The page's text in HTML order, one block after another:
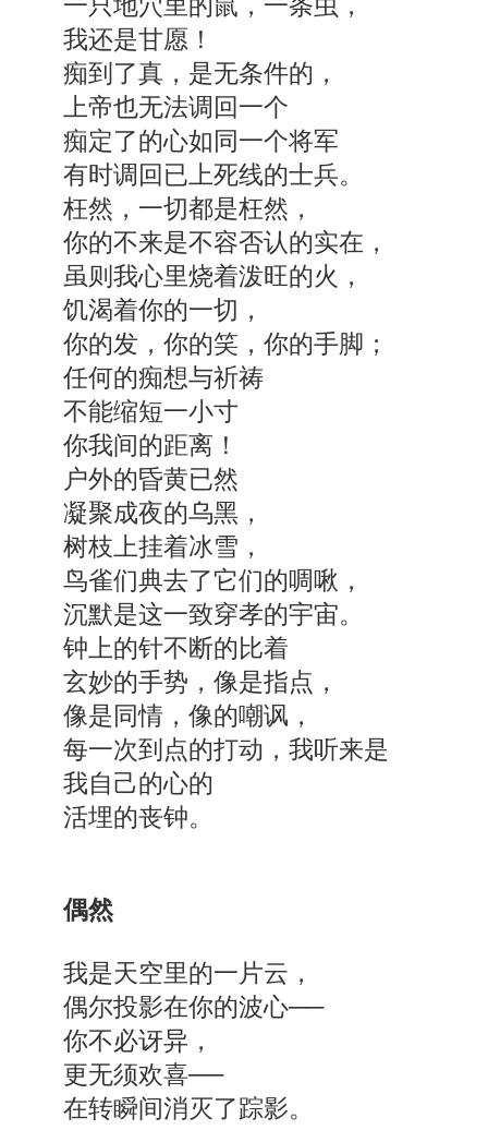
我还是甘愿！
痴到了真，是无条件的，
上帝也无法调回一个
痴定了的心如同一个将军
有时调回已上死线的士兵。
枉然，一切都是枉然，
你的不来是不容否认的实在，
虽则我心里烧着泼旺的火，
饥渴着你的一切，
你的发，你的笑，你的手脚；
任何的痴想与祈祷
不能缩短一小寸
你我间的距离！
户外的昏黄已然
凝聚成夜的乌黑，
树枝上挂着冰雪，
鸟雀们典去了它们的啁啾，
沉默是这一致穿孝的宇宙。
钟上的针不断的比着
玄妙的手势，像是指点，
像是同情，像的嘲讽，
每一次到点的打动，我听来是
我自己的心的
活埋的丧钟。
偶然
我是天空里的一片云，
偶尔投影在你的波心──
你不必讶异，
更无须欢喜──
在转瞬间消灭了踪影。